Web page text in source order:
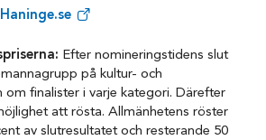
Haninge.se
Efter nomineringstidens slut
på kultur- och
om finalister i varje kategori. Därefter
att rösta. Allmänhetens röster
av slutresultatet och resterande 50